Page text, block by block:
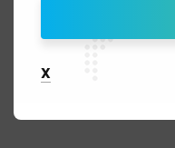
Message Box
X